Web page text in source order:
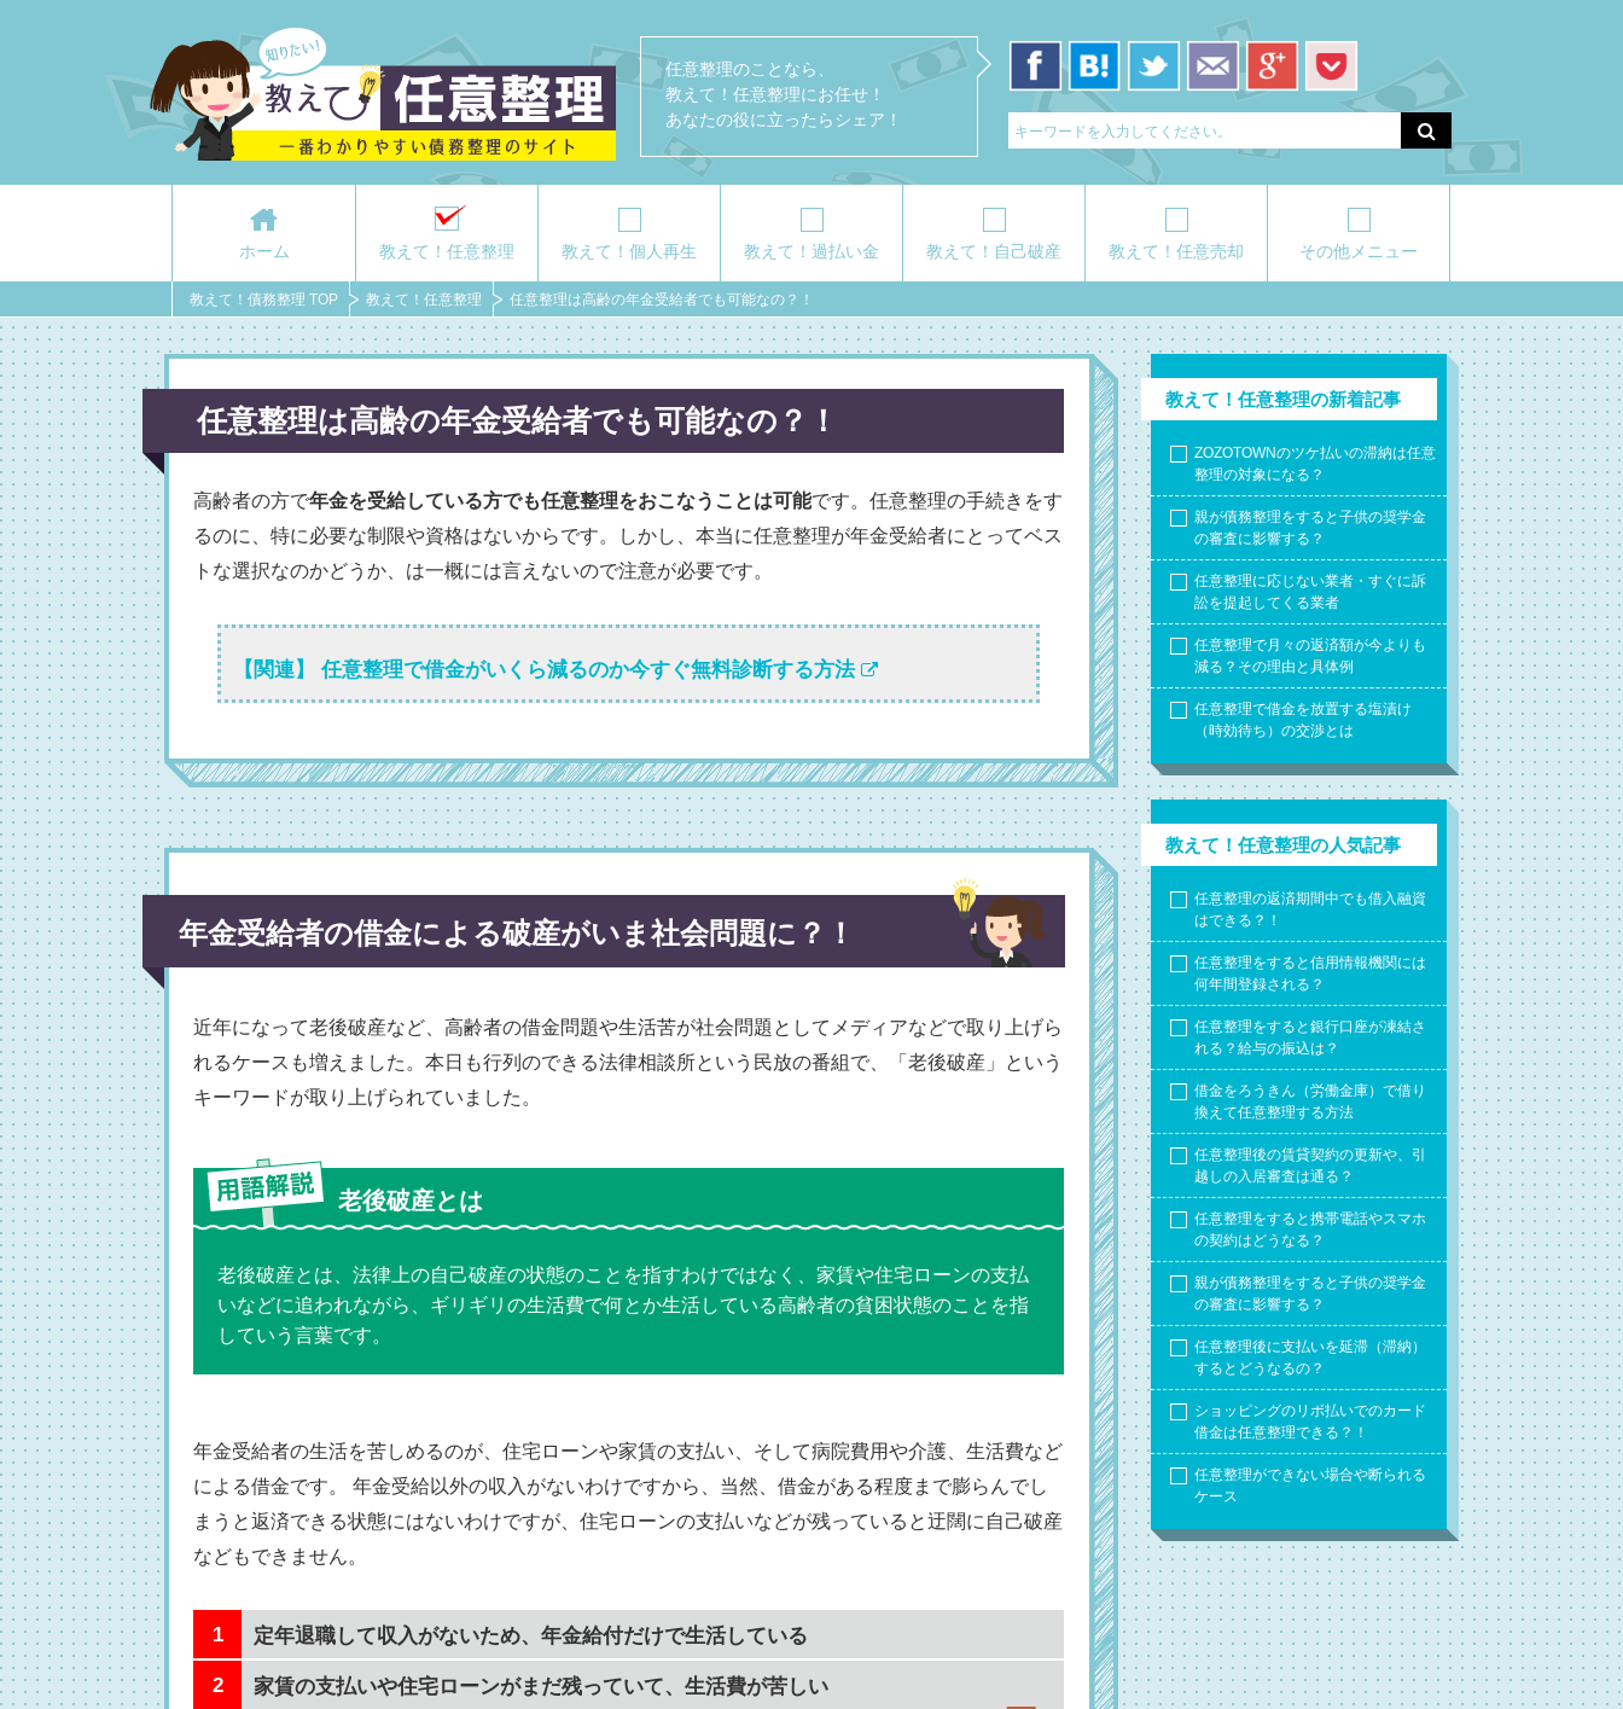
任意整理のことなら、
教えて！任意整理にお任せ！
あなたの役に立ったらシェア！
ホーム 教えて！任意整理 教えて！個人再生 教えて！過払い金 教えて！自己破産 教えて！任意売却 その他メニュー
教えて！債務整理 TOP 教えて！任意整理 任意整理は高齢の年金受給者でも可能なの？！
任意整理は高齢の年金受給者でも可能なの？！
高齢者の方で年金を受給している方でも任意整理をおこなうことは可能です。任意整理の手続きをす
るのに、特に必要な制限や資格はないからです。しかし、本当に任意整理が年金受給者にとってベス
トな選択なのかどうか、は一概には言えないので注意が必要です。
【関連】 任意整理で借金がいくら減るのか今すぐ無料診断する方法
年金受給者の借金による破産がいま社会問題に？！
近年になって老後破産など、高齢者の借金問題や生活苦が社会問題としてメディアなどで取り上げら
れるケースも増えました。本日も行列のできる法律相談所という民放の番組で、「老後破産」という
キーワードが取り上げられていました。
老後破産とは
老後破産とは、法律上の自己破産の状態のことを指すわけではなく、家賃や住宅ローンの支払
いなどに追われながら、ギリギリの生活費で何とか生活している高齢者の貧困状態のことを指
していう言葉です。
年金受給者の生活を苦しめるのが、住宅ローンや家賃の支払い、そして病院費用や介護、生活費など
による借金です。 年金受給以外の収入がないわけですから、当然、借金がある程度まで膨らんでし
まうと返済できる状態にはないわけですが、住宅ローンの支払いなどが残っていると迂闊に自己破産
などもできません。
定年退職して収入がないため、年金給付だけで生活している
家賃の支払いや住宅ローンがまだ残っていて、生活費が苦しい
教えて！任意整理の新着記事
ZOZOTOWNのツケ払いの滞納は任意
整理の対象になる？
親が債務整理をすると子供の奨学金
の審査に影響する？
任意整理に応じない業者・すぐに訴
訟を提起してくる業者
任意整理で月々の返済額が今よりも
減る？その理由と具体例
任意整理で借金を放置する塩漬け
（時効待ち）の交渉とは
教えて！任意整理の人気記事
任意整理の返済期間中でも借入融資
はできる？！
任意整理をすると信用情報機関には
何年間登録される？
任意整理をすると銀行口座が凍結さ
れる？給与の振込は？
借金をろうきん（労働金庫）で借り
換えて任意整理する方法
任意整理後の賃貸契約の更新や、引
越しの入居審査は通る？
任意整理をすると携帯電話やスマホ
の契約はどうなる？
親が債務整理をすると子供の奨学金
の審査に影響する？
任意整理後に支払いを延滞（滞納）
するとどうなるの？
ショッピングのリボ払いでのカード
借金は任意整理できる？！
任意整理ができない場合や断られる
ケース